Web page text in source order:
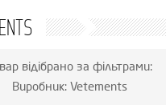
відібрано за фільтрами:
Виробник: Vetements